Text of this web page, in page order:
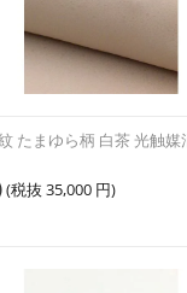
たまゆら柄 白茶 光触媒
(税抜 35,000 円)